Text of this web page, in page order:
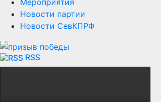
Мероприятия
Новости партии
Новости СевКПРФ
RSS